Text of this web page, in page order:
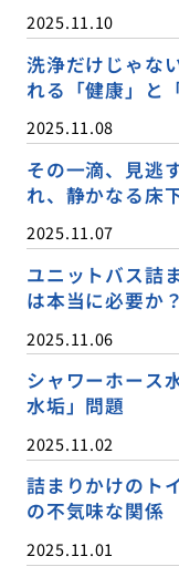
2025.11.10
洗浄だけじゃな
れる「健康」と
2025.11.08
その一滴、見逃
れ、静かなる床
2025.11.07
ユニットバス詰
は本当に必要か？
2025.11.06
シャワーホース
水垢」問題
2025.11.02
詰まりかけのト
の不気味な関係
2025.11.01